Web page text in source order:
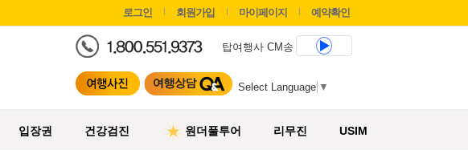
로그인 회원가입 마이페이지 예약확인
탑여행사 CM송
Select Language ▼
입장권 건강검진 원더풀투어 리무진 USIM